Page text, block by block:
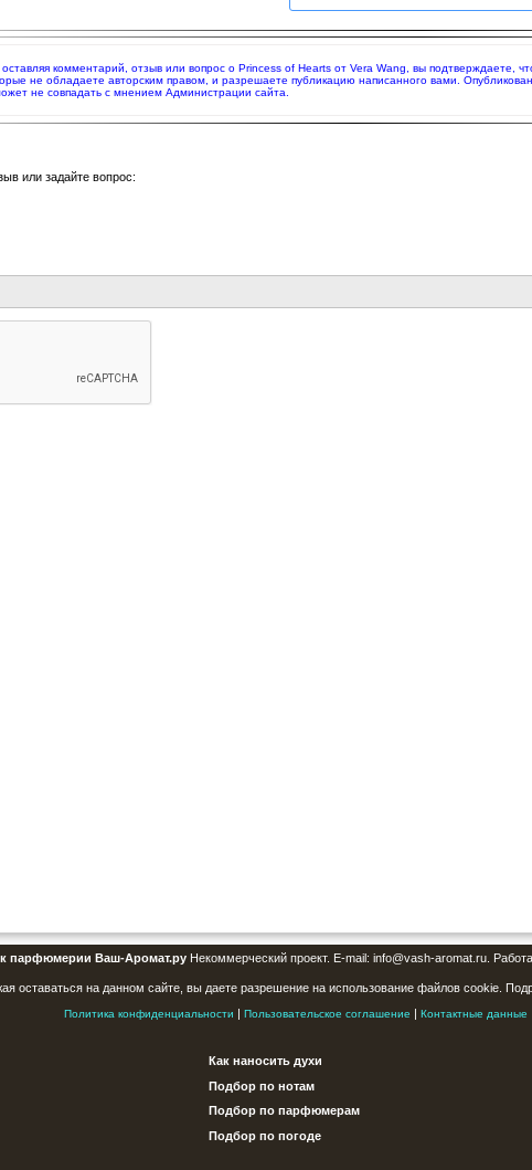
комментарий, отзыв или вопрос о Princess of Hearts от Vera Wang, вы подтверждаете,
не обладаете авторским правом, и разрешаете публикацию написанного вами.
не совпадать с мнением Администрации сайта.
или задайте вопрос:
парфюмерии Ваш-Аромат.руНекоммерческий проект. E-mail: info@vash-aromat.ru.
оставаться на данном сайте, вы даете разрешение на использование файлов cookie.
Политика конфиденциальности | Пользовательское соглашение | Контактные данные
Как наносить духи
Подбор по нотам
Подбор по парфюмерам
Подбор по погоде